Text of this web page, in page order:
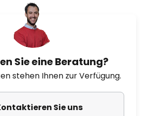
Sie eine Beratung?
stehen Ihnen zur Verfügung.
Sie uns